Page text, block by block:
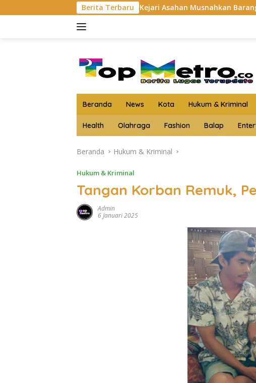
ke
Berita Terbaru
Kejari Asahan Musnahkan Barang Bukti 3 Kg Lebih
Beranda News Kota Hukum & Kriminal
Health Olahraga Fashion Balap
Beranda Hukum & Kriminal
Hukum & Kriminal
Tangan Korban Remuk,
Admin
6 Januari 2025